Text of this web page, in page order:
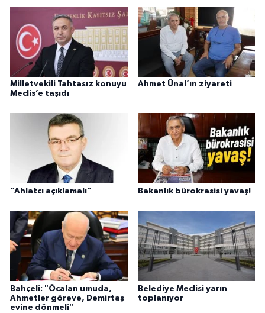
Milletvekili Tahtasız konuyu
Meclis’e taşıdı
Ahmet Ünal’ın ziyareti
“Ahlatcı açıklamalı” Bakanlık bürokrasisi yavaş!
Bahçeli: "Öcalan umuda,
Ahmetler göreve, Demirtaş
evine dönmeli"
Belediye Meclisi yarın
toplanıyor